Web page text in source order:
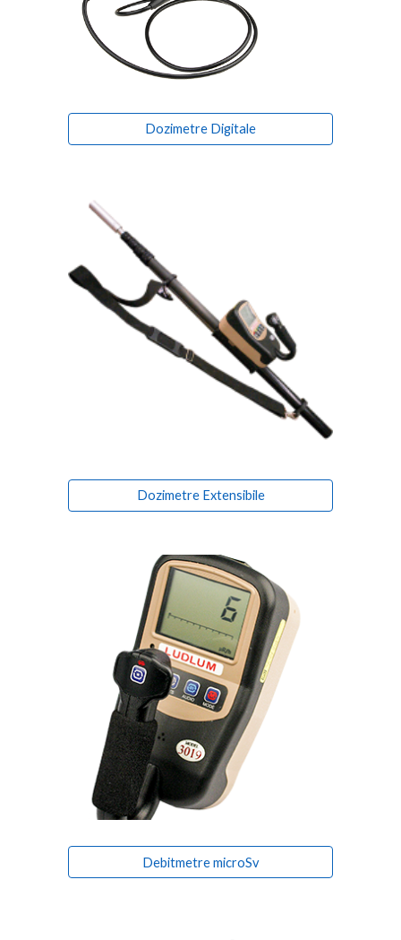
Dozimetre Digitale
Dozimetre Extensibile
Debitmetre microSv